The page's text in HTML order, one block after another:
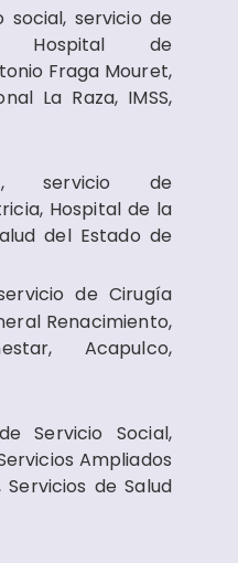
social, servicio de
Hospital de
Fraga Mouret,
La Raza, IMSS,
servicio de
Hospital de la
del Estado de
de Cirugía
Renacimiento,
Acapulco,
Servicio Social,
Ampliados
Servicios de Salud